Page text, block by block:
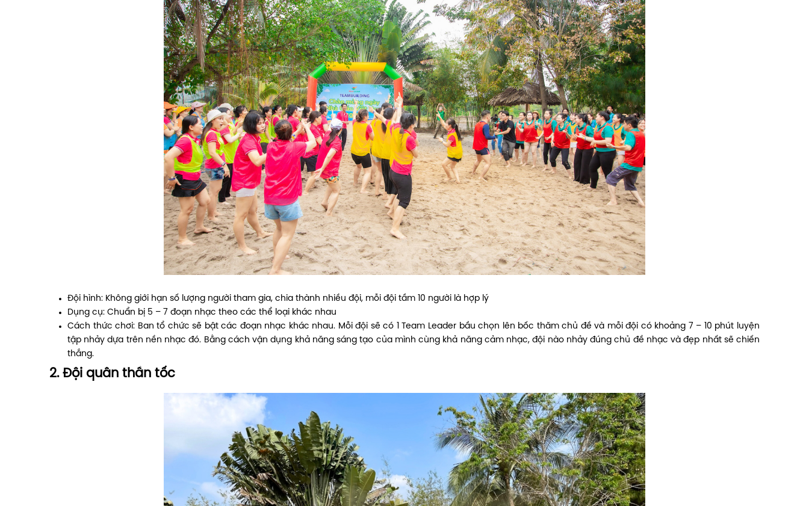
Đội hình: Không giới hạn số lượng người tham gia, chia thành nhiều đội, mỗi đội tầm 10 người là hợp lý
Dụng cụ: Chuẩn bị 5 – 7 đoạn nhạc theo các thể loại khác nhau
Cách thức chơi: Ban tổ chức sẽ bật các đoạn nhạc khác nhau. Mỗi đội sẽ có 1 Team Leader bầu chọn lên bốc thăm chủ đề và mỗi đội có khoảng 7 – 10 phút luyện
tập nhảy dựa trên nền nhạc đó. Bằng cách vận dụng khả năng sáng tạo của mình cùng khả năng cảm nhạc, đội nào nhảy đúng chủ đề nhạc và đẹp nhất sẽ chiến
thắng.
2. Đội quân thần tốc